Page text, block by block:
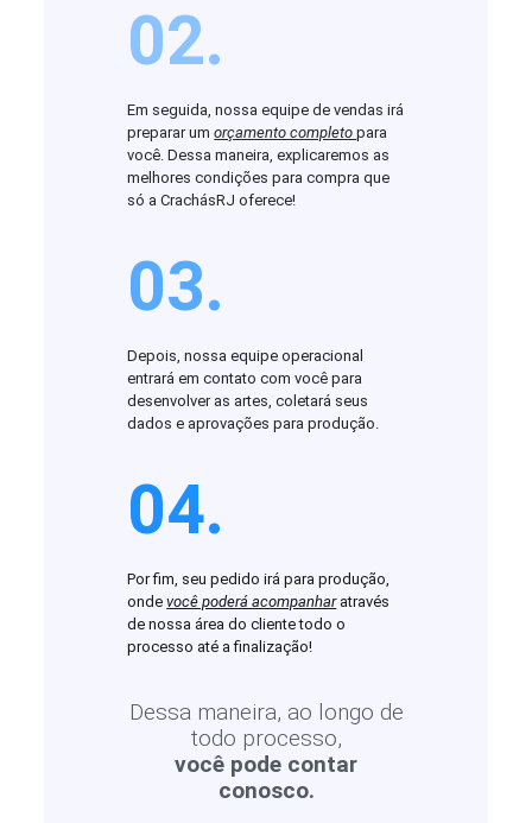
02.
Em seguida, nossa equipe de vendas irá
preparar umorçamento completopara
você. Dessa maneira, explicaremos as
melhores condições para compra que
só a CrachásRJ oferece!
03.
Depois, nossa equipe operacional
entrará em contato com você para
desenvolver as artes, coletará seus
dados e aprovações para produção.
04.
Por fim, seu pedido irá para produção,
ondevocê poderá acompanharatravés
de nossa área do cliente todo o
processo até a finalização!
Dessa maneira, ao longo de
todo processo,
você pode contar
conosco.